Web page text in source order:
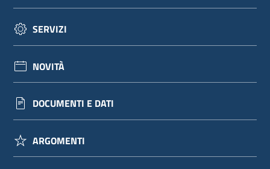
Argomenti
Menu selezionato
Seguici
SERVIZI
NOVITÀ
DOCUMENTI E DATI
ARGOMENTI